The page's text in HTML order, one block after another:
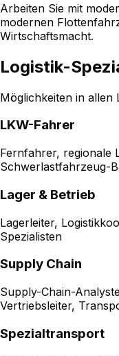
Arbeiten Sie mit
modernen
Wirtschaftsmacht.
Logistik-
Möglichkeiten in allen
LKW-Fahrer
Fernfahrer, regionale
Schwerlastfahrzeug-
Lager & Betrieb
Lagerleiter,
Spezialisten
Supply Chain
Supply-Chain-
Vertriebsleiter,
Spezialtransport